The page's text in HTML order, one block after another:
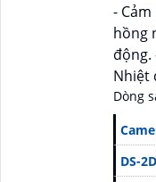
-
hồng
động.
Nhiệt
Dòng
DS-